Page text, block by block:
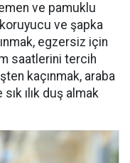
ve pamuklu
ve şapka
egzersiz için
saatlerini tercih
kaçınmak, araba
ılık duş almak